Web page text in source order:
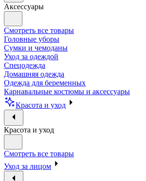
Аксессуары
Смотреть все товары
Головные уборы
Сумки и чемоданы
Уход за одеждой
Спецодежда
Домашняя одежда
Одежда для беременных
Карнавальные костюмы и аксессуары
Красота и уход
Красота и уход
Смотреть все товары
Уход за лицом